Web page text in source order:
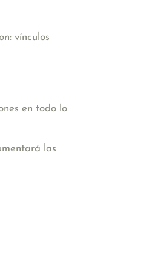
vínculos
en todo lo
las